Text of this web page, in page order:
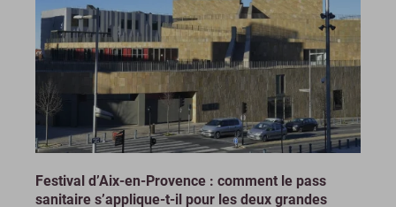
Festival d’Aix-en-Provence : comment le pass
sanitaire s’applique-t-il pour les deux grandes